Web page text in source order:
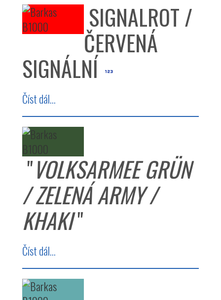
SIGNALROT /
ČERVENÁ
SIGNÁLNÍ
Číst dál...
"VOLKSARMEE GRÜN
/ ZELENÁ ARMY /
KHAKI"
Číst dál...